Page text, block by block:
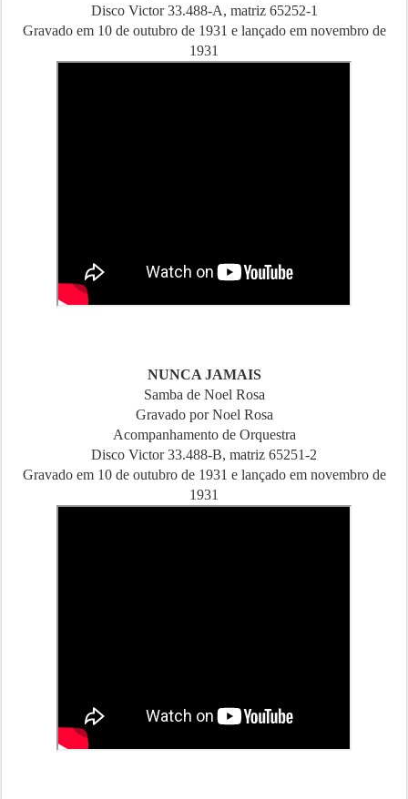
Disco Victor 33.488-A, matriz 65252-1
Gravado em 10 de outubro de 1931 e lançado em novembro de
1931
NUNCA JAMAIS
Samba de Noel Rosa
Gravado por Noel Rosa
Acompanhamento de Orquestra
Disco Victor 33.488-B, matriz 65251-2
Gravado em 10 de outubro de 1931 e lançado em novembro de
1931